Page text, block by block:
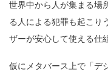
世界中から人が集まる場
る人による犯罪も起こり
ザーが安心して使える仕
仮にメタバース上で「デ